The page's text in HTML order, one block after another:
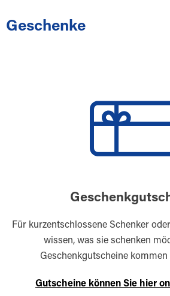
Geschenke
Für kurzentschlossene Schenker
wissen, was sie schenken
Geschenkgutscheine
Gutscheine können Sie hier